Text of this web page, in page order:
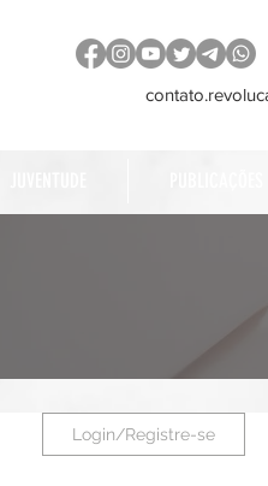
Login/Registre-se